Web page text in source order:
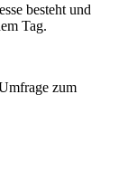
besteht und
Tag.
zum